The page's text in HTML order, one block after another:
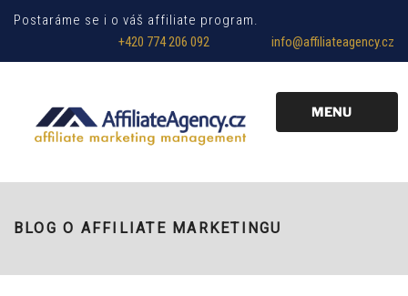
Postaráme se i o váš affiliate program.
+420 774 206 092
info@affiliateagency.cz
MENU
BLOG O AFFILIATE MARKETINGU